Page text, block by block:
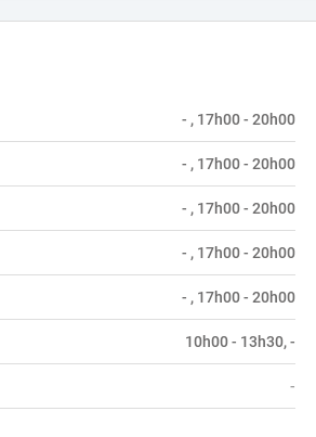
- , 17h00 - 20h00
- , 17h00 - 20h00
- , 17h00 - 20h00
- , 17h00 - 20h00
- , 17h00 - 20h00
10h00 - 13h30, -
-